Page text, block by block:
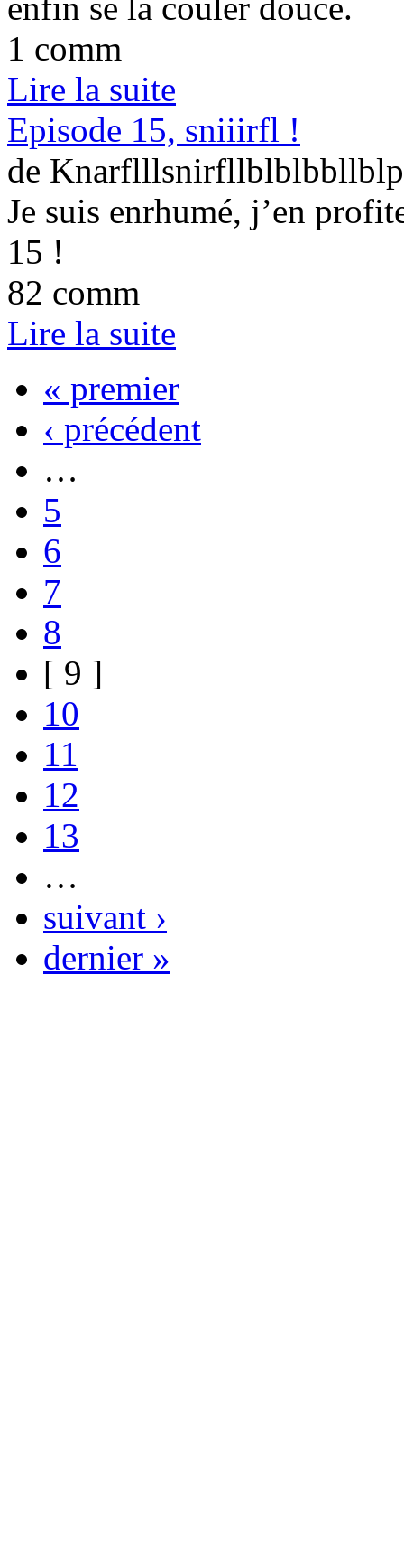
1 comm
Lire la suite
Episode 15, sniiirfl !
de
Je suis enrhumé, j’en
15 !
82 comm
Lire la suite
« premier
‹ précédent
…
5
6
7
8
[ 9 ]
10
11
12
13
…
suivant ›
dernier »